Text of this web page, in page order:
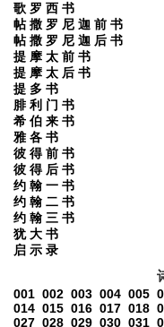
歌 罗 西 书
帖 撒 罗 尼 迦 前 书
帖 撒 罗 尼 迦 后 书
提 摩 太 前 书
提 摩 太 后 书
提 多 书
腓 利 门 书
希 伯 来 书
雅 各 书
彼 得 前 书
彼 得 后 书
约 翰 一 书
约 翰 二 书
约 翰 三 书
犹 大 书
启 示 录
001 002 003 004 005
014 015 016 017 018
027 028 029 030 031